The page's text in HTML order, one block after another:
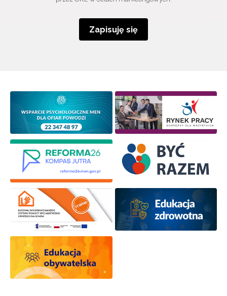
Zapisuję się
Wyrażam zgodę na przetwarzanie moich danych
Zapisuję się